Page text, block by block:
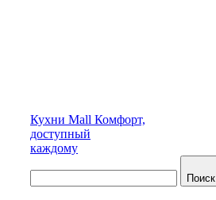
Кухни Mall Комфорт,
доступный
каждому
Поиск